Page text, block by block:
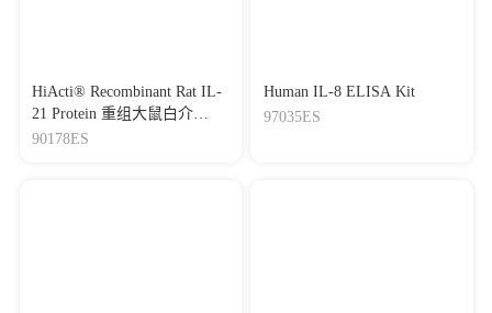
HiActi® Recombinant Rat IL-
21 Protein 重组大鼠白介
素-21
90178ES
Human IL-8 ELISA Kit
97035ES